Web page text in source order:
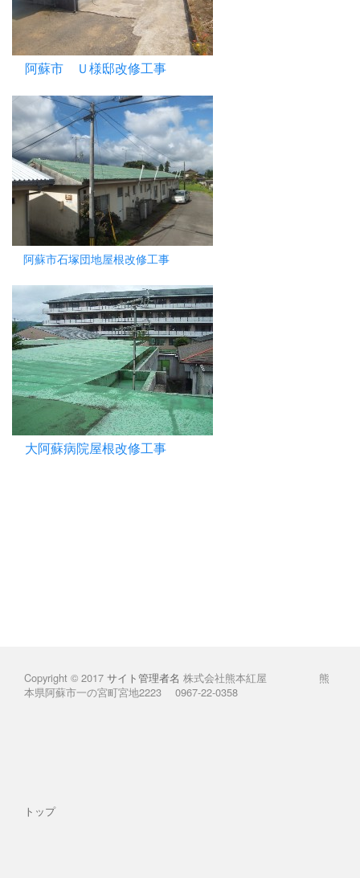
阿蘇市 Ｕ様邸改修工事
阿蘇市石塚団地屋根改修工事
大阿蘇病院屋根改修工事
Copyright © 2017 サイト管理者名 株式会社熊本紅屋 熊
本県阿蘇市一の宮町宮地2223 0967-22-0358
トップ